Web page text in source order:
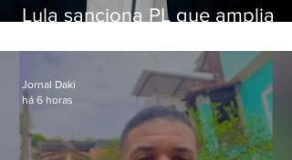
Lula sanciona PL que amplia
crianças
Jornal Daki
há 6 horas